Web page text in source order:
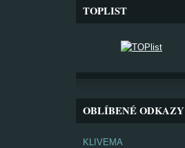
TOPLIST
OBLÍBENÉ ODKAZY
KLIVEMA